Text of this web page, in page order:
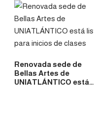
Renovada sede de
Bellas Artes de
UNIATLÁNTICO está…